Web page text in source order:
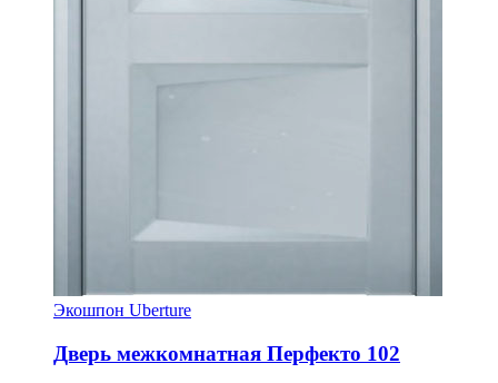
Экошпон Uberture
Дверь межкомнатная Перфекто 102